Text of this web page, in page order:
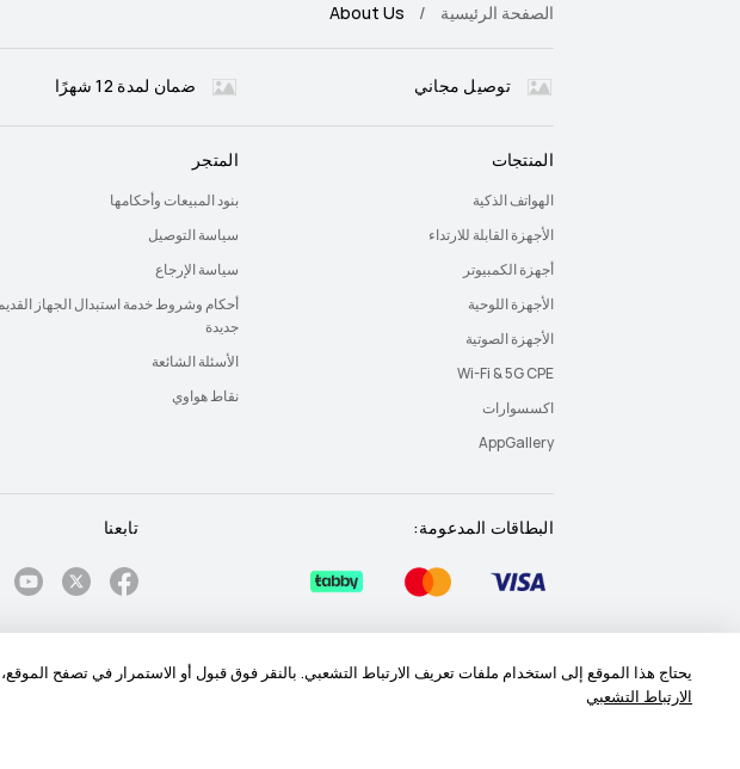
يحتاج هذا الموقع إلى استخدام ملفات تعريف الارتباط التشعبي. بالنقر فوق قبول أو الاستمرار في تصفح
الارتباط التشعبي
الصفحة الرئيسية About Us
توصيل مجاني ضمان لمدة 12 شهرًا
المنتجات
الهواتف الذكية
الأجهزة القابلة للارتداء
أجهزة الكمبيوتر
الأجهزة اللوحية
الأجهزة الصوتية
Wi-Fi & 5G CPE
اكسسوارات
AppGallery
المتجر
بنود المبيعات وأحكامها
سياسة التوصيل
سياسة الإرجاع
أحكام وشروط خدمة استبدال الجهاز
جديدة
الأسئلة الشائعة
نقاط هواوي
البطاقات المدعومة: تابعنا
خريطة الموقع شروط الاستخدام بيان الخصوصية الكوكيز